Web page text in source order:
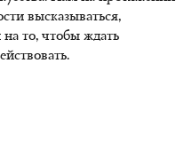
высказываться,
то, чтобы ждать